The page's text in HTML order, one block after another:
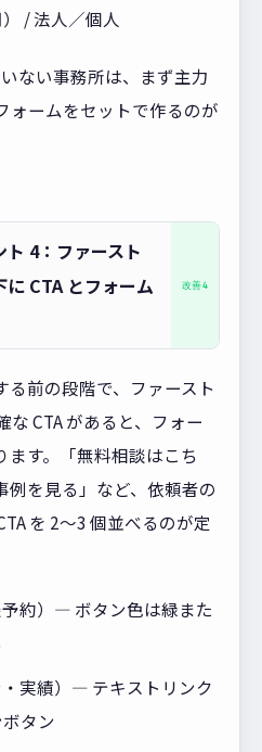
/ 法人／個人
ない事務所は、まず主力
ォームをセットで作るのが
ト 4：ファースト
に CTA とフォーム
前の段階で、ファースト
な CTA があると、フォー
す。「無料相談はこち
例を見る」など、依頼者の
を 2〜3 個並べるのが定
予約）— ボタン色は緑また
・実績）— テキストリンク
タン